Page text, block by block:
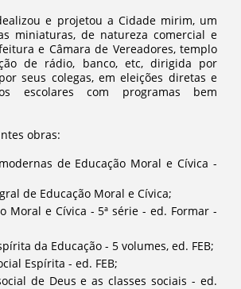
e projetou a Cidade mirim, um
miniaturas, de natureza comercial e
e Câmara de Vereadores, templo
de rádio, banco, etc, dirigida por
seus colegas, em eleições diretas e
escolares com programas bem
obras:
de Educação Moral e Cívica -
de Educação Moral e Cívica;
e Cívica - 5ª série - ed. Formar -
da Educação - 5 volumes, ed. FEB;
Espírita - ed. FEB;
de Deus e as classes sociais - ed.